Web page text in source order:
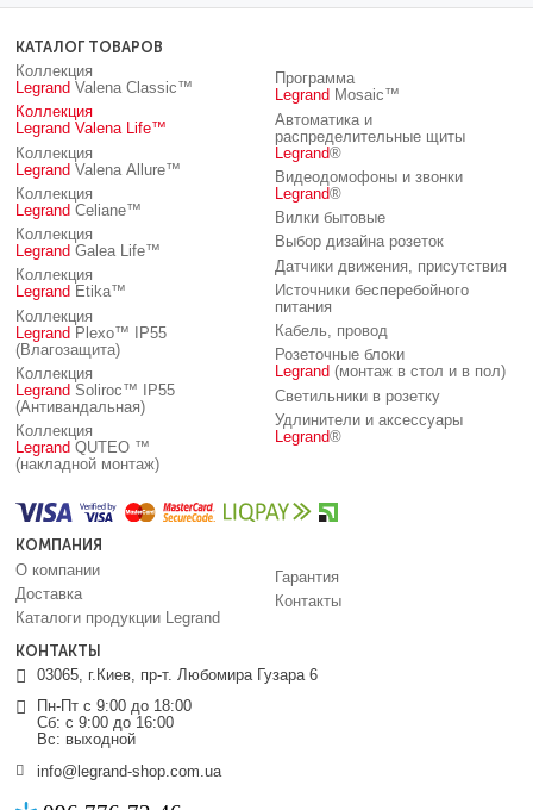
КОНТАКТЫ
03065, г.Киев, пр-т. Любомира Гузара 6
Пн-Пт с 9:00 до 18:00
Сб: с 9:00 до 16:00
Вс: выходной
info@legrand-shop.com.ua
КОМПАНИЯ
О компании
Доставка
Каталоги продукции Legrand
Гарантия
Контакты
КАТАЛОГ ТОВАРОВ
Коллекция
Legrand Valena Classic™
Коллекция
Legrand Valena Life™
Коллекция
Legrand Valena Allure™
Коллекция
Legrand Celiane™
Коллекция
Legrand Galea Life™
Коллекция
Legrand Etika™
Коллекция
Legrand Plexo™ IP55
(Влагозащита)
Коллекция
Legrand Soliroc™ IP55
(Антивандальная)
Коллекция
Legrand QUTEO ™
(накладной монтаж)
Программа
Legrand Mosaic™
Автоматика и
распределительные щиты
Legrand®
Видеодомофоны и звонки
Legrand®
Вилки бытовые
Выбор дизайна розеток
Датчики движения, присутствия
Источники бесперебойного
питания
Кабель, провод
Розеточные блоки
Legrand (монтаж в стол и в пол)
Светильники в розетку
Удлинители и аксессуары
Legrand®